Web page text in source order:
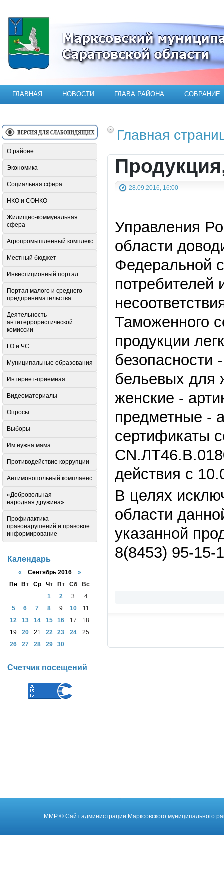
Официальный сайт Марксовского
ГЛАВНАЯ НОВОСТИ ГЛАВА РАЙОНА СОБРАНИЕ
Главная
28.09.2016, 16:00
Управления
области
Федеральной
потребителей
Таможенного
продукции
безопасности
бельевых для
женские -
предметные -
сертификаты
действия с
В целях
области
указанной
8(8453) 95-15-
О районе
Экономика
Социальная сфера
НКО и СОНКО
Жилищно-коммунальная
сфера
Агропромышленный комплекс
Местный бюджет
Инвестиционный портал
Портал малого и среднего
предпринимательства
Деятельность
антитеррористической
комиссии
ГО и ЧС
Муниципальные образования
Интернет-приемная
Видеоматериалы
Опросы
Выборы
Им нужна мама
Противодействие коррупции
Антимонопольный комплаенс
«Добровольная
народная дружина»
Профилактика
правонарушений и правовое
информирование
Календарь
« Сентябрь 2016 »
Пн
Вт Ср Чт Пт Сб
Вс
1
2 3
4
5
6 7 8 9 10
11
12
13 14 15 16 17
18
19
20 21 22 23 24
25
26
27 28 29 30
Счетчик посещений
ММР © Cайт администрации Марксовского муниципального